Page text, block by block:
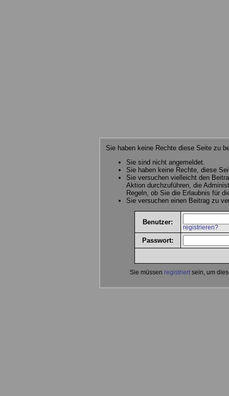
Sie haben keine Rechte diese Seite zu
Sie sind nicht angemeldet.
Sie haben keine Rechte, diese
Sie versuchen vielleicht den
Aktion durchzuführen, die
Regeln, ob Sie die Erlaubnis für
Sie versuchen einen Beitrag zu
Benutzer:
registrieren?
Passwort:
Sie müssen registriert sein, um